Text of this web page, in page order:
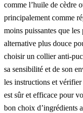
comme l’huile de cèdre
principalement comme
moins puissantes que
alternative plus douce
choisir un collier anti-
sa sensibilité et de son
les instructions et
est sûr et efficace pour
bon choix d’ingrédients